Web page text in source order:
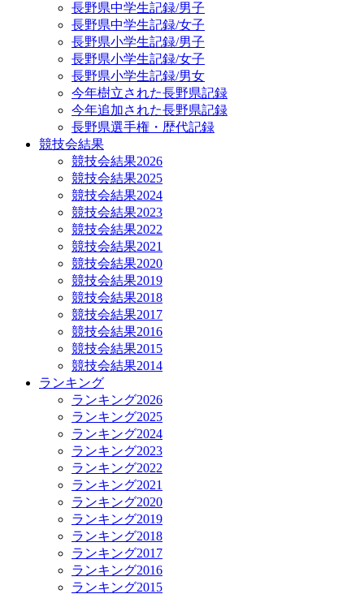
長野県中学生記録/男子
長野県中学生記録/女子
長野県小学生記録/男子
長野県小学生記録/女子
長野県小学生記録/男女
今年樹立された長野県記録
今年追加された長野県記録
長野県選手権・歴代記録
競技会結果
競技会結果2026
競技会結果2025
競技会結果2024
競技会結果2023
競技会結果2022
競技会結果2021
競技会結果2020
競技会結果2019
競技会結果2018
競技会結果2017
競技会結果2016
競技会結果2015
競技会結果2014
ランキング
ランキング2026
ランキング2025
ランキング2024
ランキング2023
ランキング2022
ランキング2021
ランキング2020
ランキング2019
ランキング2018
ランキング2017
ランキング2016
ランキング2015